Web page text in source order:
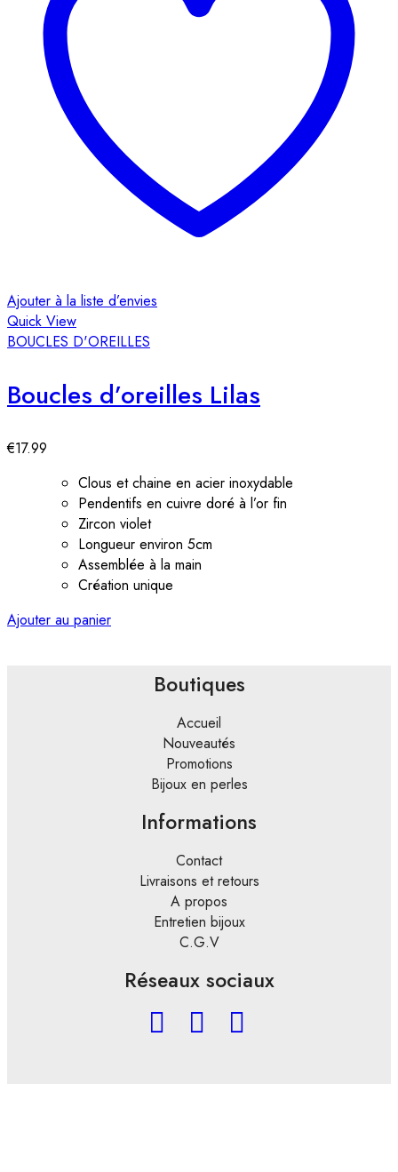
Ajouter à la liste d’envies
Quick View
BOUCLES D'OREILLES
Boucles d’oreilles Lilas
€17.99
Clous et chaine en acier inoxydable
Pendentifs en cuivre doré à l’or fin
Zircon violet
Longueur environ 5cm
Assemblée à la main
Création unique
Ajouter au panier
Boutiques
Accueil
Nouveautés
Promotions
Bijoux en perles
Informations
Contact
Livraisons et retours
A propos
Entretien bijoux
C.G.V
Réseaux sociaux